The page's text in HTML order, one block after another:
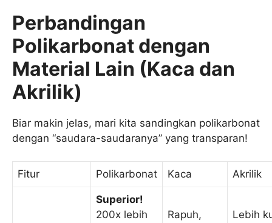
Perbandingan
Polikarbonat dengan
Material Lain (Kaca dan
Akrilik)
Biar makin jelas, mari kita sandingkan polikarbonat
dengan “saudara-saudaranya” yang transparan!
Fitur Polikarbonat Kaca Akrilik
Superior!
200x lebih
Rapuh,
Lebih